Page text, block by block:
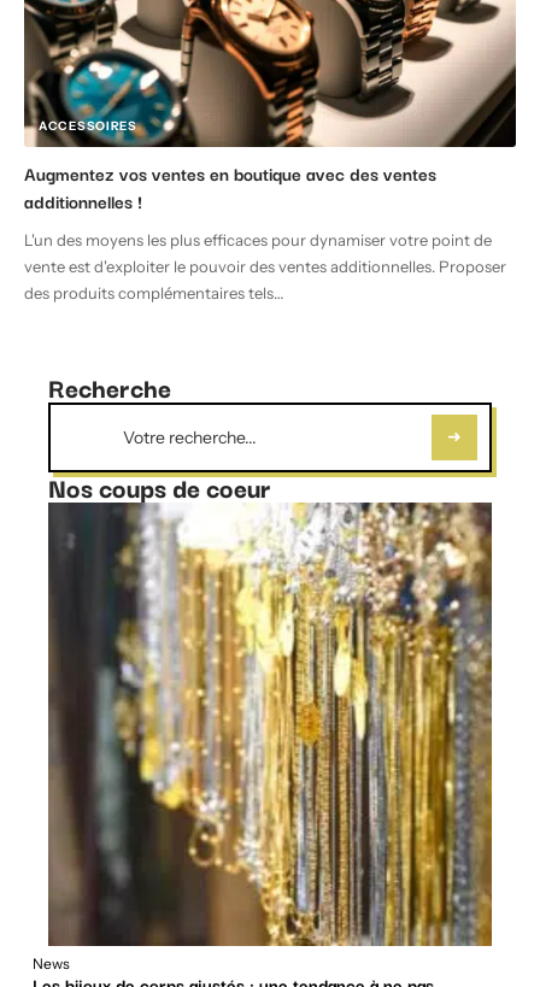
ACCESSOIRES
Augmentez vos ventes en boutique avec des ventes
additionnelles !
L'un des moyens les plus efficaces pour dynamiser votre point de
vente est d'exploiter le pouvoir des ventes additionnelles. Proposer
des produits complémentaires tels…
Recherche
Nos coups de coeur
News